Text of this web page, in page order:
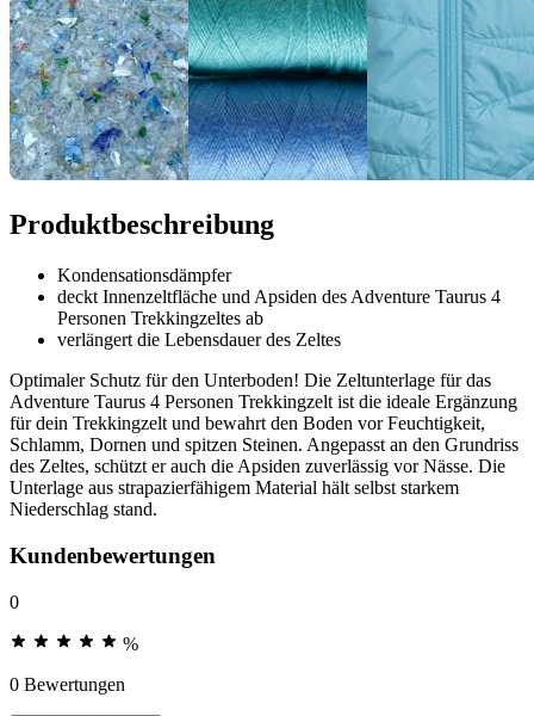
Produktbeschreibung
Kondensationsdämpfer
deckt Innenzeltfläche und Apsiden des Adventure Taurus 4
Personen Trekkingzeltes ab
verlängert die Lebensdauer des Zeltes
Optimaler Schutz für den Unterboden! Die Zeltunterlage für das
Adventure Taurus 4 Personen Trekkingzelt ist die ideale Ergänzung
für dein Trekkingzelt und bewahrt den Boden vor Feuchtigkeit,
Schlamm, Dornen und spitzen Steinen. Angepasst an den Grundriss
des Zeltes, schützt er auch die Apsiden zuverlässig vor Nässe. Die
Unterlage aus strapazierfähigem Material hält selbst starkem
Niederschlag stand.
Kundenbewertungen
0
%
0 Bewertungen